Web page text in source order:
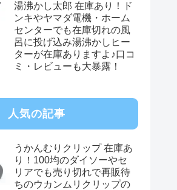
湯沸かし太郎 在庫あり！ド
ンキやヤマダ電機・ホーム
センターでも在庫切れの風
呂に投げ込み湯沸かしヒー
ターが在庫ありますよ♪口コ
ミ・レビューも大暴露！
人気の記事
うかんむりクリップ 在庫あ
り！100均のダイソーやセ
リアでも売り切れで再販待
ちのウカンムリクリップの